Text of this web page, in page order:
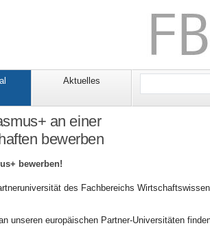
Aktuelles
Website
an einer
bewerben
bewerben!
des Fachbereichs
unseren europäischen Partner-Universitäten